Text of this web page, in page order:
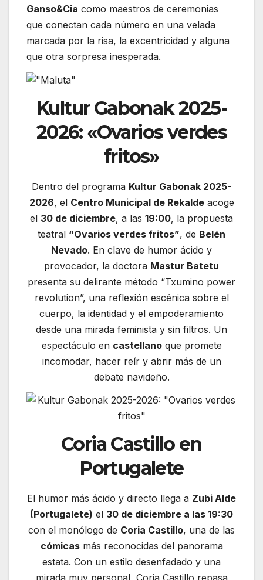
Ganso&Cia como maestros de ceremonias
que conectan cada número en una velada
marcada por la risa, la excentricidad y alguna
que otra sorpresa inesperada.
Kultur Gabonak 2025-
2026: «Ovarios verdes
fritos»
Dentro del programa Kultur Gabonak 2025-
2026, el Centro Municipal de Rekaldeacoge
el 30 de diciembre, a las 19:00, la propuesta
teatral “Ovarios verdes fritos”, de Belén
Nevado. En clave de humor ácido y
provocador, la doctora Mastur Batetu
presenta su delirante método “Txumino power
revolution”, una reflexión escénica sobre el
cuerpo, la identidad y el empoderamiento
desde una mirada feminista y sin filtros. Un
espectáculo en castellanoque promete
incomodar, hacer reír y abrir más de un
debate navideño.
Coria Castillo en
Portugalete
El humor más ácido y directo llega a Zubi Alde
(Portugalete) el 30 de diciembre a las 19:30
con el monólogo de Coria Castillo, una de las
cómicasmás reconocidas del panorama
estata. Con un estilo desenfadado y una